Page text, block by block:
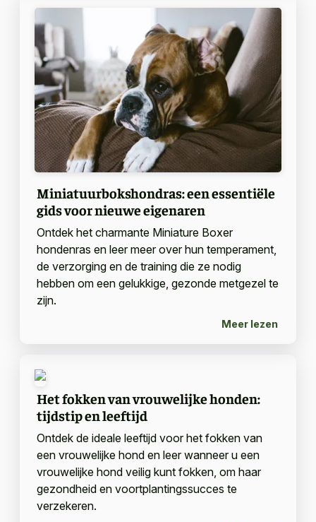
Miniatuurbokshondras: een essentiële
gids voor nieuwe eigenaren
Ontdek het charmante Miniature Boxer
hondenras en leer meer over hun temperament,
de verzorging en de training die ze nodig
hebben om een gelukkige, gezonde metgezel te
zijn.
Meer lezen
Het fokken van vrouwelijke honden:
tijdstip en leeftijd
Ontdek de ideale leeftijd voor het fokken van
een vrouwelijke hond en leer wanneer u een
vrouwelijke hond veilig kunt fokken, om haar
gezondheid en voortplantingssucces te
verzekeren.